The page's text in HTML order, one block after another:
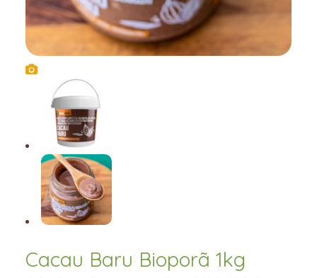
Cacau Baru Bioporã 1kg